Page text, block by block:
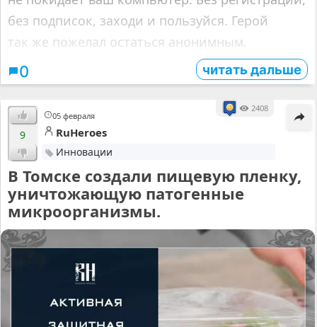
без подписок, заходи и пользуйся. Герой
так же пожелал остаться анонимным.
0 читать дальше
05 февраля
2408
9 RuHeroes
Инновации
В Томске создали пищевую пленку,
уничтожающую патогенные
микроорганизмы.